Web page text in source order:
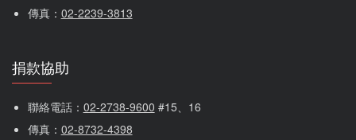
傳真： 02-2239-3813
捐款協助
聯絡電話： 02-2738-9600 #15、16
傳真： 02-8732-4398